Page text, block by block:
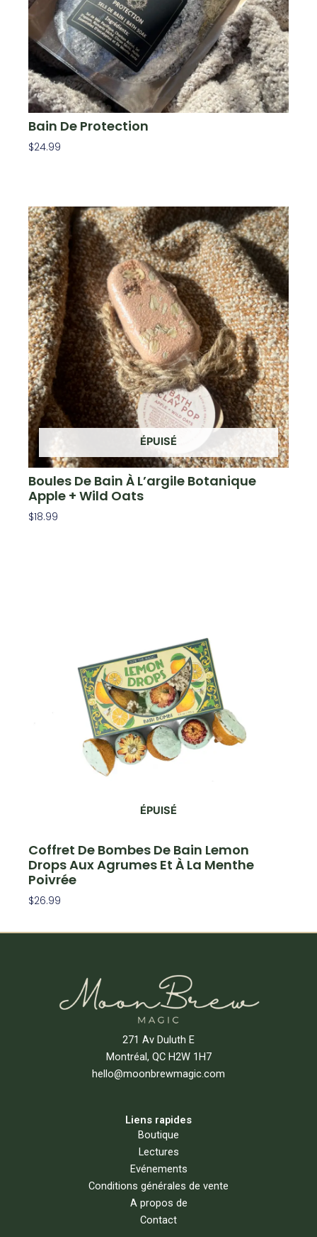
Bain De Protection
$24.99
ÉPUISÉ
Boules De Bain À L’argile Botanique
Apple + Wild Oats
$18.99
ÉPUISÉ
Coffret De Bombes De Bain Lemon
Drops Aux Agrumes Et À La Menthe
Poivrée
$26.99
271 Av Duluth E
Montréal, QC H2W 1H7
hello@moonbrewmagic.com
Liens rapides
Boutique
Lectures
Evénements
Conditions générales de vente
A propos de
Contact